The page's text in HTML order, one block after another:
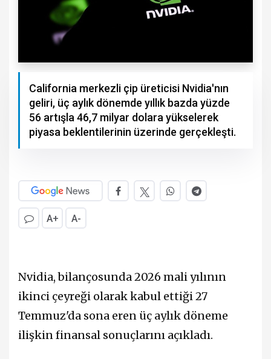
California merkezli çip üreticisi Nvidia'nın
geliri, üç aylık dönemde yıllık bazda yüzde
56 artışla 46,7 milyar dolara yükselerek
piyasa beklentilerinin üzerinde gerçekleşti.
A+ A-
Nvidia, bilançosunda 2026 mali yılının
ikinci çeyreği olarak kabul ettiği 27
Temmuz'da sona eren üç aylık döneme
ilişkin finansal sonuçlarını açıkladı.